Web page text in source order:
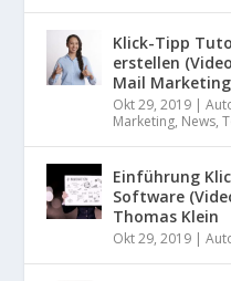
Klick-Tipp
erstellen
Mail
Okt 29, 2019 |
Marketing, News,
Einführung
Software
Thomas Klein
Okt 29, 2019 |